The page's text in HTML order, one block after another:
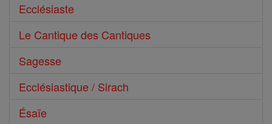
Ecclésiaste
Le Cantique des Cantiques
Sagesse
Ecclésiastique / Sirach
Ésaïe